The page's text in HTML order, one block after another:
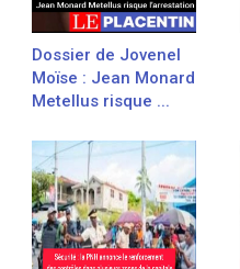
Dossier de Jovenel
Moïse : Jean Monard
Metellus risque ...